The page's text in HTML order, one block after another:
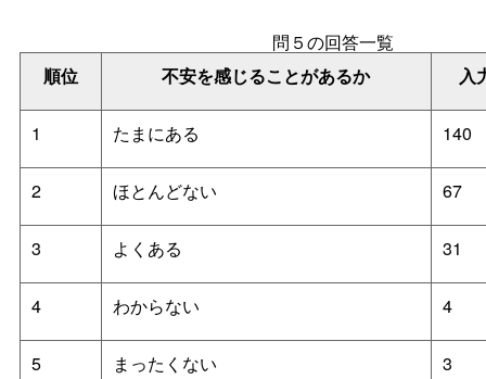
順位 不安を感じることがあるか 入
問５の回答一覧
1 たまにある 140
2 ほとんどない 67
3 よくある 31
4 わからない 4
5 まったくない 3